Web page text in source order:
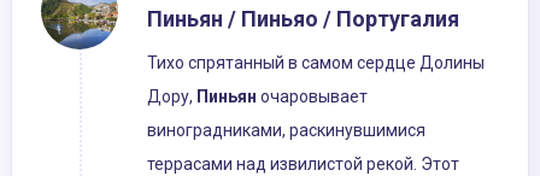
Пиньян / Пиньяо / Португалия
Тихо спрятанный в самом сердце Долины
Дору, Пиньян очаровывает
виноградниками, раскинувшимися
террасами над извилистой рекой. Этот